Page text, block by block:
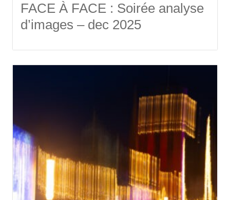
FACE À FACE : Soirée analyse
d’images – dec 2025